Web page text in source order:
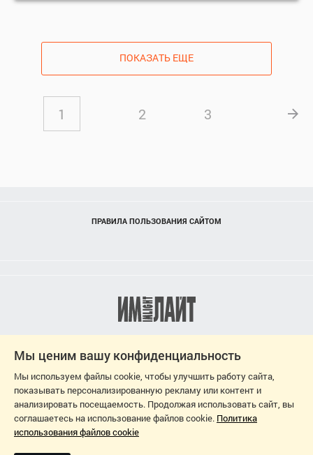
ПОКАЗАТЬ ЕЩЕ
1 2 3
ПРАВИЛА ПОЛЬЗОВАНИЯ САЙТОМ
Мы ценим вашу конфиденциальность
Мы используем файлы cookie, чтобы улучшить работу сайта,
показывать персонализированную рекламу или контент и
анализировать посещаемость. Продолжая использовать сайт, вы
соглашаетесь на использование файлов cookie. Политика
использования файлов cookie